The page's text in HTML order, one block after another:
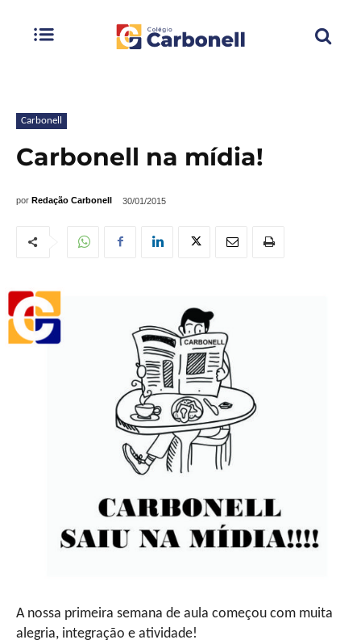
Carbonell
Carbonell na mídia!
por Redação Carbonell 30/01/2015
A nossa primeira semana de aula começou com muita
alegria, integração e atividade!